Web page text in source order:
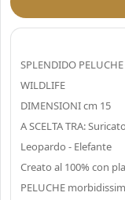
SPLENDIDO
WILDLIFE
DIMENSIONI cm 15
A SCELTA TRA:
Leopardo - Elefante
Creato al 100% con
PELUCHE